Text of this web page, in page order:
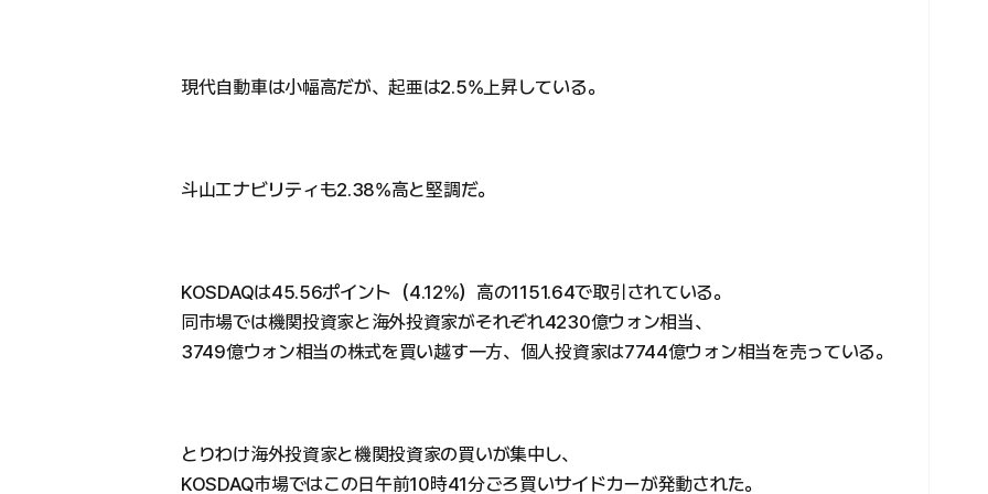
現代自動車は小幅高だが、起亜は2.5%上昇している。
斗山エナビリティも2.38%高と堅調だ。
KOSDAQは45.56ポイント（4.12%）高の1151.64で取引されている。
同市場では機関投資家と海外投資家がそれぞれ4230億ウォン相当、
3749億ウォン相当の株式を買い越す一方、個人投資家は7744億ウォン相当を売っている。
とりわけ海外投資家と機関投資家の買いが集中し、
KOSDAQ市場ではこの日午前10時41分ごろ買いサイドカーが発動された。